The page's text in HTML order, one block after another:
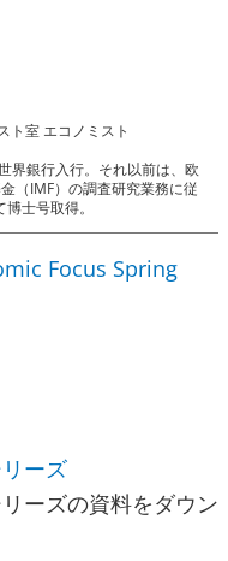
ト室 エコノミスト
界銀行入行。それ以前は、欧
（IMF）の調査研究業務に従
士号取得。
Focus Spring
ーズ
ーズの資料をダウン